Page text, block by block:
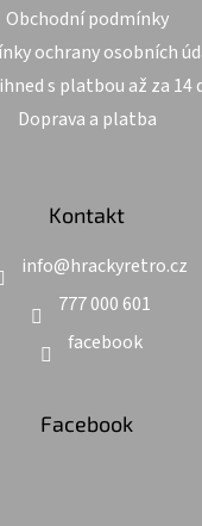
Obchodní podmínky
ochrany osobních
s platbou až za 14
Doprava a platba
Kontakt
info@hrackyretro.cz
777 000 601
facebook
Facebook